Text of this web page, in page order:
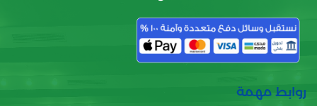
روابط مهمة